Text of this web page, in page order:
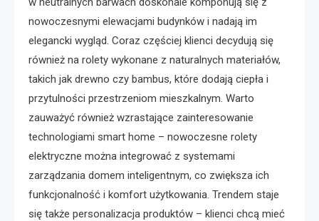
nowoczesnymi elewacjami budynków i nadają im
elegancki wygląd. Coraz częściej klienci decydują się
również na rolety wykonane z naturalnych materiałów,
takich jak drewno czy bambus, które dodają ciepła i
przytulności przestrzeniom mieszkalnym. Warto
zauważyć również wzrastające zainteresowanie
technologiami smart home – nowoczesne rolety
elektryczne można integrować z systemami
zarządzania domem inteligentnym, co zwiększa ich
funkcjonalność i komfort użytkowania. Trendem staje
się także personalizacja produktów – klienci chcą mieć